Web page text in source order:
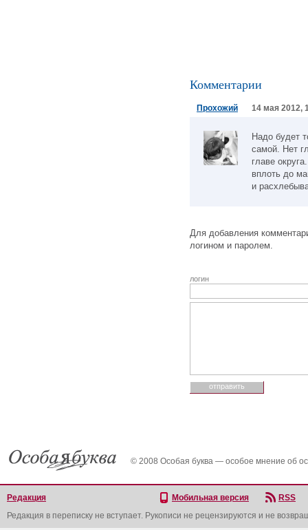
Комментарии
Прохожий 14 мая 2012,
Надо будет
самой. Нет
главе
вплоть до
и
Для добавления
логином и паролем.
логин
© 2008 Особая буква — особое мнение об
Редакция Мобильная версия
RSS
Редакция в переписку не вступает. Рукописи не рецензируются и не